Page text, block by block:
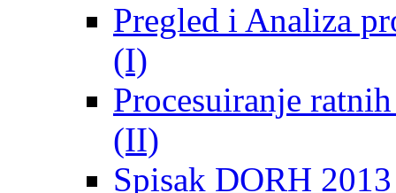
Pregled i Analiza
(I)
Procesuiranje
(II)
Spisak DORH